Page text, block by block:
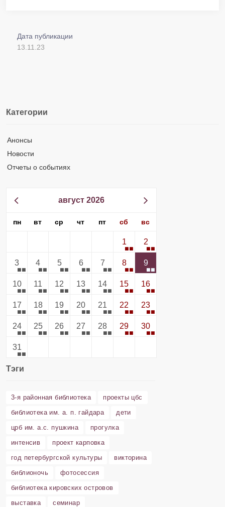
Дата публикации
13.11.23
Категории
Анонсы
Новости
Отчеты о событиях
август 2026
пн вт ср чт пт сб вс
1 2
3 4 5 6 7 8 9
10 11 12 13 14 15 16
17 18 19 20 21 22 23
24 25 26 27 28 29 30
31
Тэги
3-я районная библиотека
проекты цбс
библиотека им. а. п. гайдара
дети
црб им. а.с. пушкина
прогулка
интенсив
проект карповка
год петербургской культуры
викторина
библионочь
фотосессия
библиотека кировских островов
выставка
семинар